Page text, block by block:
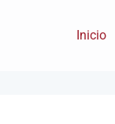
Inicio